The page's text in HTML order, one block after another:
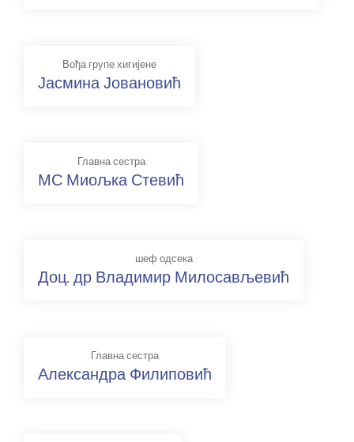
Вођа групе хигијене
Јасмина Јовановић
Главна сестра
МС Миољка Стевић
шеф одсека
Доц. др Владимир Милосављевић
Главна сестра
Александра Филиповић